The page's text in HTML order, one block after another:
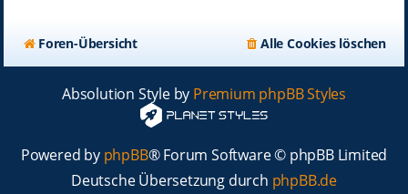
Foren-Übersicht Alle Cookies löschen
Absolution Style by Premium phpBB Styles
Powered by phpBB® Forum Software © phpBB Limited
Deutsche Übersetzung durch phpBB.de